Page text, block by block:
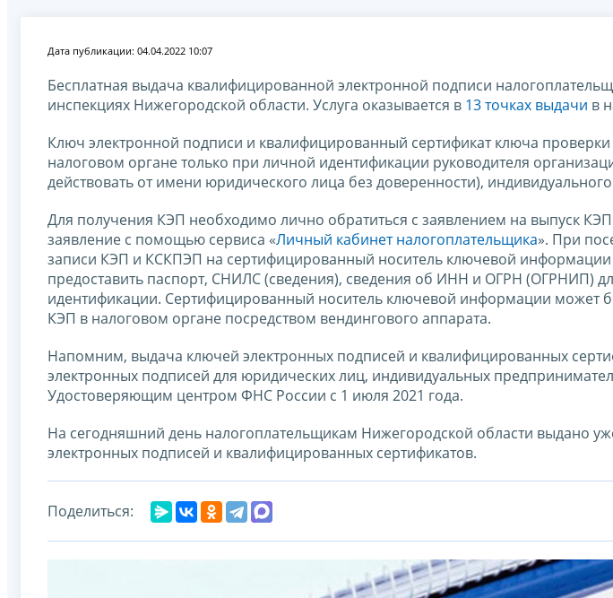
Дата публикации: 04.04.2022 10:07
Бесплатная выдача квалифицированной электронной подписи
инспекциях Нижегородской области. Услуга оказывается в 13 точках выдачи в
Ключ электронной подписи и квалифицированный сертификат ключа
налоговом органе только при личной идентификации руководителя
действовать от имени юридического лица без доверенности),
Для получения КЭП необходимо лично обратиться с заявлением на выпуск
заявление с помощью сервиса «Личный кабинет налогоплательщика». При
записи КЭП и КСКПЭП на сертифицированный носитель ключевой информации
предоставить паспорт, СНИЛС (сведения), сведения об ИНН и ОГРН (ОГРНИП)
идентификации. Сертифицированный носитель ключевой информации может
КЭП в налоговом органе посредством вендингового аппарата.
Напомним, выдача ключей электронных подписей и квалифицированных
электронных подписей для юридических лиц, индивидуальных
Удостоверяющим центром ФНС России с 1 июля 2021 года.
На сегодняшний день налогоплательщикам Нижегородской области выдано
электронных подписей и квалифицированных сертификатов.
Поделиться: